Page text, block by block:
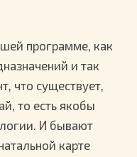
программе, как
и так
что существует,
то есть якобы
И бывают
карте